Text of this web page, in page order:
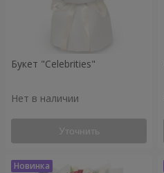
Букет "Celebrities"
Нет в наличии
Уточнить